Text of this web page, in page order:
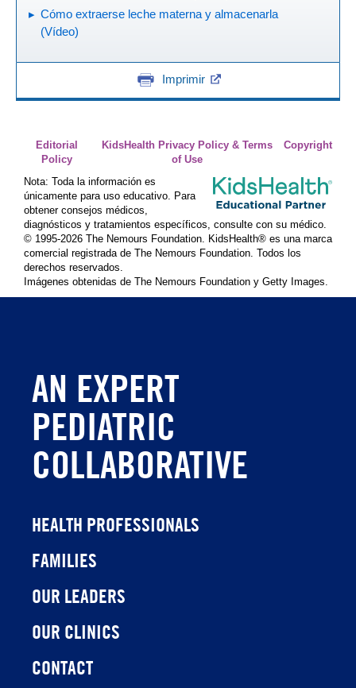
Cómo extraerse leche materna y almacenarla
(Vídeo)
Imprimir
Editorial
Policy
KidsHealth Privacy Policy & Terms
of Use
Copyright
Nota: Toda la información es
únicamente para uso educativo. Para
obtener consejos médicos,
diagnósticos y tratamientos específicos, consulte con su médico.
© 1995-2026 The Nemours Foundation. KidsHealth® es una marca
comercial registrada de The Nemours Foundation. Todos los
derechos reservados.
Imágenes obtenidas de The Nemours Foundation y Getty Images.
AN EXPERT
PEDIATRIC
COLLABORATIVE
HEALTH PROFESSIONALS
FAMILIES
OUR LEADERS
OUR CLINICS
CONTACT